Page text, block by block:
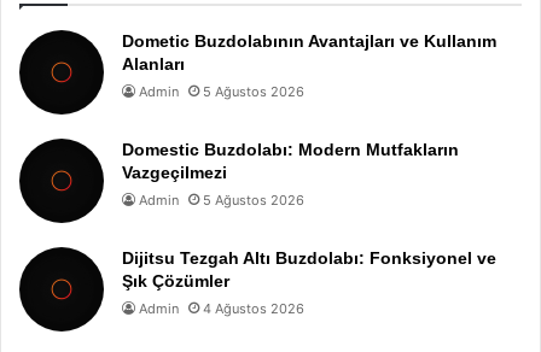
Dometic Buzdolabının Avantajları ve Kullanım
Alanları
Admin 5 Ağustos 2026
Domestic Buzdolabı: Modern Mutfakların
Vazgeçilmezi
Admin 5 Ağustos 2026
Dijitsu Tezgah Altı Buzdolabı: Fonksiyonel ve
Şık Çözümler
Admin 4 Ağustos 2026